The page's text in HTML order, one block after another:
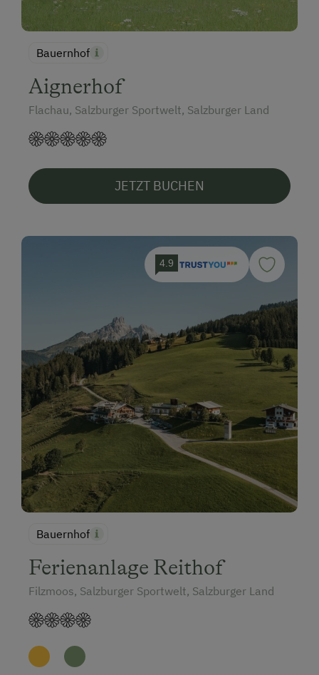
Bauernhof
Aignerhof
Flachau, Salzburger Sportwelt, Salzburger Land
JETZT BUCHEN
4.9
Bauernhof
Ferienanlage Reithof
Filzmoos, Salzburger Sportwelt, Salzburger Land